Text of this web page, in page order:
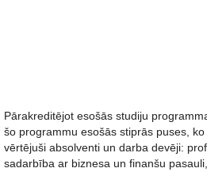
Pārakreditējot esošās studiju
šo programmu esošās stiprās puses,
vērtējuši absolventi un darba devēji:
sadarbība ar biznesa un finanšu